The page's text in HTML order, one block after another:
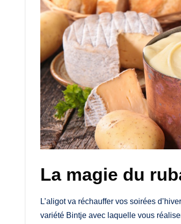
La magie du
L’aligot va réchauffer vos soirées
variété Bintje avec laquelle vous